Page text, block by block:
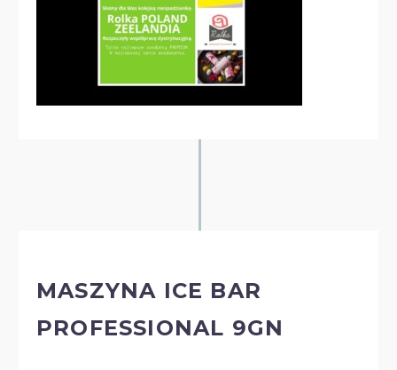
MASZYNA ICE BAR
PROFESSIONAL 9GN